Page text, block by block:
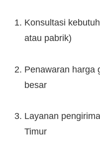
Konsultasi
atau pabrik)
Penawaran harga
besar
Layanan
Timur